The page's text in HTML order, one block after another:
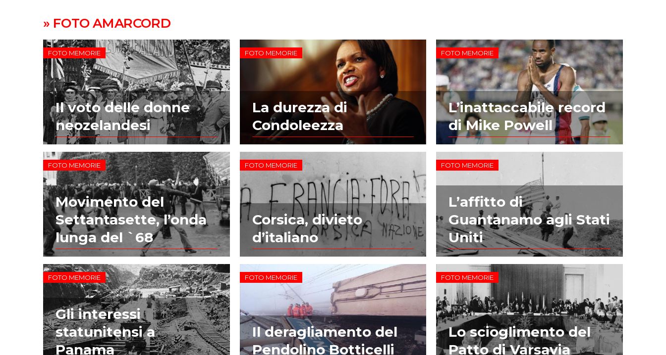
» FOTO AMARCORD
FOTO MEMORIE
Il voto delle donne
neozelandesi
FOTO MEMORIE
La durezza di
Condoleezza
FOTO MEMORIE
L’inattaccabile record
di Mike Powell
FOTO MEMORIE
Movimento del
Settantasette, l’onda
lunga del `68
FOTO MEMORIE
Corsica, divieto
d’italiano
FOTO MEMORIE
L’affitto di
Guantanamo agli Stati
Uniti
FOTO MEMORIE
Gli interessi
statunitensi a
Panama
FOTO MEMORIE
Il deragliamento del
Pendolino Botticelli
FOTO MEMORIE
Lo scioglimento del
Patto di Varsavia